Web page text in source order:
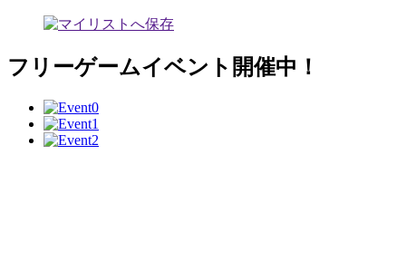
フリーゲームイベント開催中！